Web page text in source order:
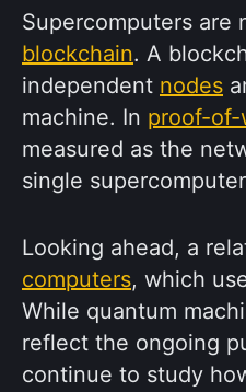
Supercomputers are
blockchain. A
independent nodes
machine. In proof-of-
measured as the
single
Looking ahead, a
computers, which
While quantum
reflect the ongoing
continue to study